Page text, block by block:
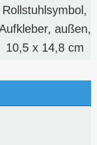
Rollstuhlsymbol,
außen,
10,5 x 14,8 cm